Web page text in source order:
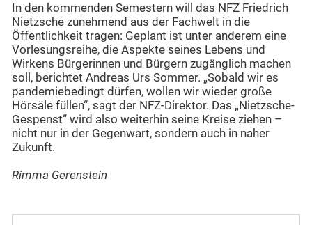
In den kommenden Semestern will das NFZ Friedrich
Nietzsche zunehmend aus der Fachwelt in die
Öffentlichkeit tragen: Geplant ist unter anderem eine
Vorlesungsreihe, die Aspekte seines Lebens und
Wirkens Bürgerinnen und Bürgern zugänglich machen
soll, berichtet Andreas Urs Sommer. „Sobald wir es
pandemiebedingt dürfen, wollen wir wieder große
Hörsäle füllen“, sagt der NFZ-Direktor. Das „Nietzsche-
Gespenst“ wird also weiterhin seine Kreise ziehen –
nicht nur in der Gegenwart, sondern auch in naher
Zukunft.
Rimma Gerenstein